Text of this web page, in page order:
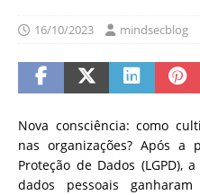
16/10/2023 mindsecblog
Nova consciência: como
nas organizações? Após a
Proteção de Dados (LGPD),
dados pessoais